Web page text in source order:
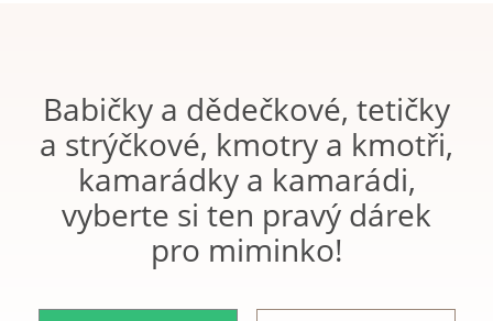
Babičky a dědečkové, tetičky
a strýčkové, kmotry a kmotři,
kamarádky a kamarádi,
vyberte si ten pravý dárek
pro miminko!